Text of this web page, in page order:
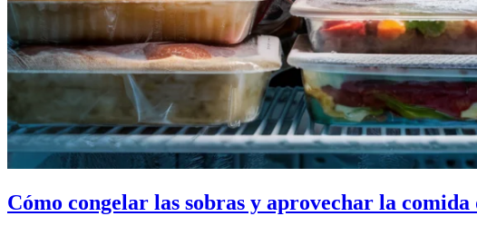
Cómo congelar las sobras y aprovechar la